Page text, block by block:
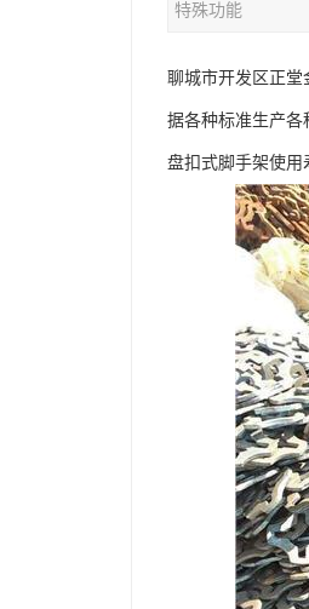
特殊功能
聊城市开发区正堂
据各种标准生产各
盘扣式脚手架使用